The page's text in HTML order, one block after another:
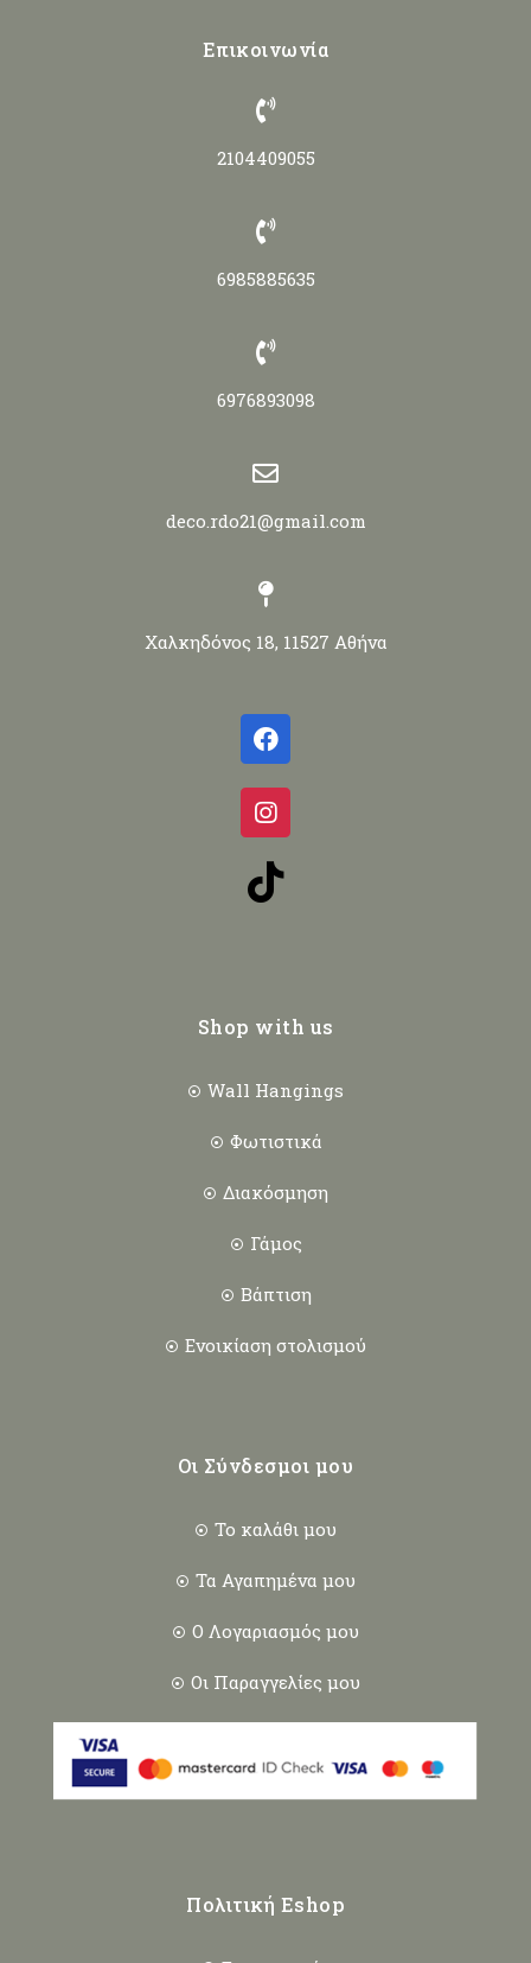
Επικοινωνία
2104409055
6985885635
6976893098
deco.rdo21@gmail.com
Χαλκηδόνος 18, 11527 Αθήνα
Shop with us
Wall Hangings
Φωτιστικά
Διακόσμηση
Γάμος
Βάπτιση
Ενοικίαση στολισμού
Οι Σύνδεσμοι μου
Το καλάθι μου
Τα Αγαπημένα μου
Ο Λογαριασμός μου
Οι Παραγγελίες μου
Πολιτική Eshop